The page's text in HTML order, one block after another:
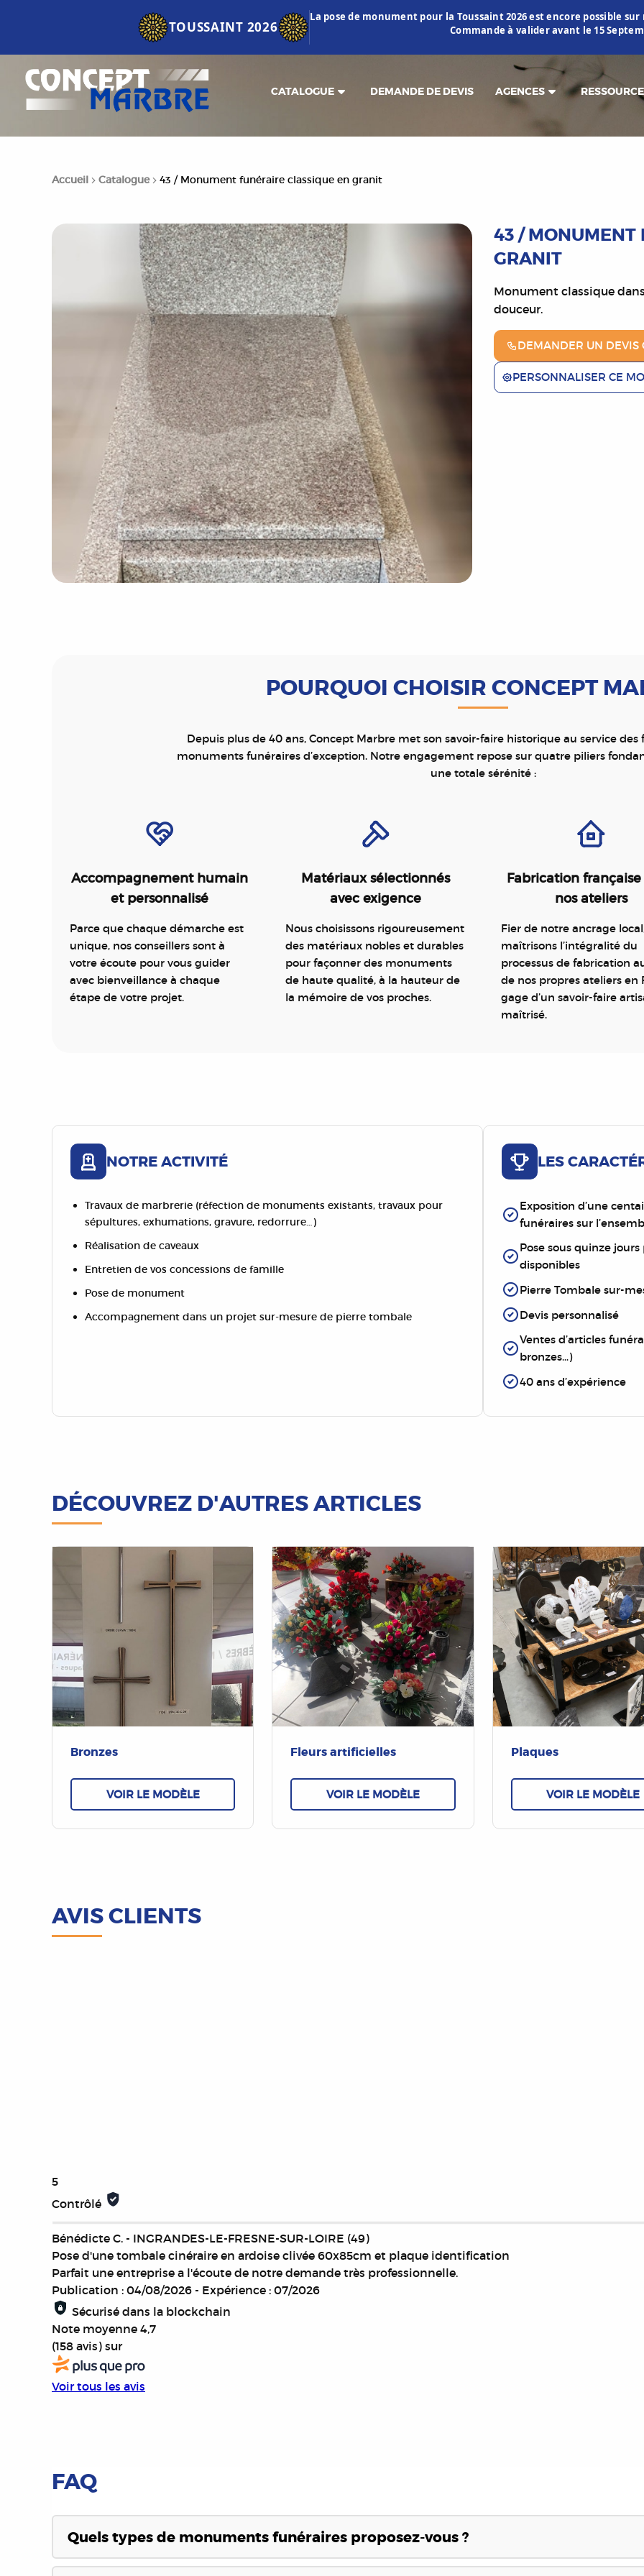
TOUSSAINT 2026
La pose de monument pour la Toussaint 2026 est encore possible
Commande à valider avant le 15
CATALOGUE DEMANDE DE DEVIS AGENCES
Accueil Catalogue 43 / Monument funéraire classique en granit
43 / MONUMENT
GRANIT
Monument classique
douceur.
DEMANDER UN DEVIS
PERSONNALISER CE
POURQUOI CHOISIR CONCEPT
Depuis plus de 40 ans, Concept Marbre met son savoir-faire historique au service
monuments funéraires d’exception. Notre engagement repose sur quatre piliers
une totale sérénité :
Accompagnement humain
et personnalisé
Parce que chaque démarche est
unique, nos conseillers sont à
votre écoute pour vous guider
avec bienveillance à chaque
étape de votre projet.
Matériaux sélectionnés
avec exigence
Nous choisissons rigoureusement
des matériaux nobles et durables
pour façonner des monuments
de haute qualité, à la hauteur de
la mémoire de vos proches.
Fabrication française
nos ateliers
Fier de notre ancrage
maîtrisons l’intégralité du
processus de fabrication
de nos propres ateliers en
gage d’un savoir-faire
maîtrisé.
NOTRE ACTIVITÉ
Travaux de marbrerie (réfection de monuments existants, travaux pour
sépultures, exhumations, gravure, redorrure…)
Réalisation de caveaux
Entretien de vos concessions de famille
Pose de monument
Accompagnement dans un projet sur-mesure de pierre tombale
LES
Exposition d’une
funéraires sur
Pose sous quinze
disponibles
Pierre Tombale sur-
Devis personnalisé
Ventes d’articles
bronzes…)
40 ans d’expérience
DÉCOUVREZ D'AUTRES ARTICLES
Bronzes
VOIR LE MODÈLE
Fleurs artificielles
VOIR LE MODÈLE
Plaques
VOIR LE MODÈLE
AVIS CLIENTS
5
Contrôlé
Bénédicte C. - INGRANDES-LE-FRESNE-SUR-LOIRE (49)
Pose d'une tombale cinéraire en ardoise clivée 60x85cm et plaque identification
Parfait une entreprise a l'écoute de notre demande très professionnelle.
Publication : 04/08/2026 - Expérience : 07/2026
Sécurisé dans la blockchain
Note moyenne 4,7
(158 avis) sur
Voir tous les avis
FAQ
Quels types de monuments funéraires proposez-vous ?
Nous proposons une large gamme de monuments funéraires en granit, adaptés à différents budgets et